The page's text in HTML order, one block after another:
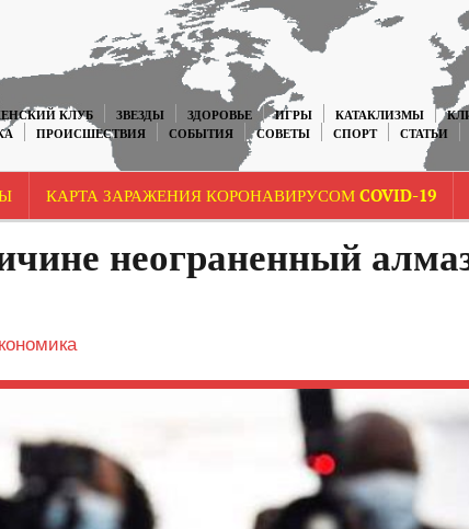
КЛУБ ЗВЕЗДЫ ЗДОРОВЬЕ ИГРЫ КАТАКЛИЗМЫ
ПРОИСШЕСТВИЯ СОБЫТИЯ СОВЕТЫ СПОРТ СТАТЬИ
КАРТА ЗАРАЖЕНИЯ КОРОНАВИРУСОМ COVID-19
неограненный